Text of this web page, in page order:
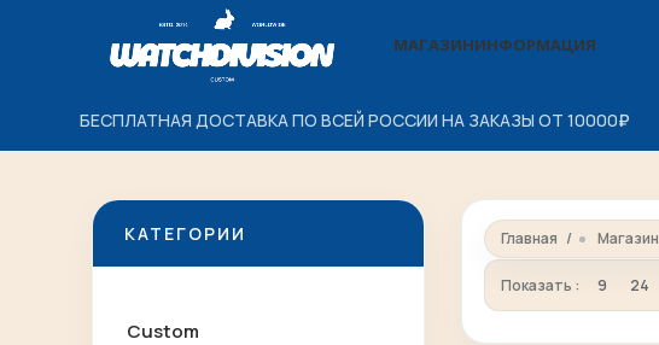
МАГАЗИНИНФОРМАЦИЯ
БЕСПЛАТНАЯ ДОСТАВКА ПО ВСЕЙ РОССИИ НА ЗАКАЗЫ ОТ 10000₽
КАТЕГОРИИ
Custom
Главная Магазин
Показать 9 24